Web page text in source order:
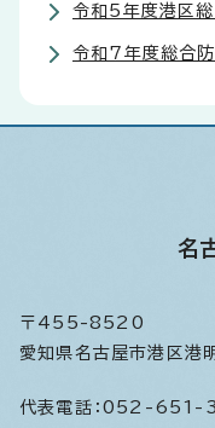
令和5年度港区
令和7年度総合防
名
〒455-8520
愛知県名古屋市港区
代表電話： 052-651-